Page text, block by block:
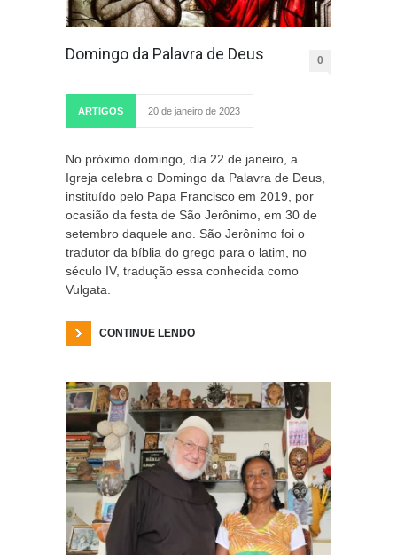
Domingo da Palavra de Deus 0
ARTIGOS 20 de janeiro de 2023
No próximo domingo, dia 22 de janeiro, a
Igreja celebra o Domingo da Palavra de Deus,
instituído pelo Papa Francisco em 2019, por
ocasião da festa de São Jerônimo, em 30 de
setembro daquele ano. São Jerônimo foi o
tradutor da bíblia do grego para o latim, no
século IV, tradução essa conhecida como
Vulgata.
CONTINUE LENDO